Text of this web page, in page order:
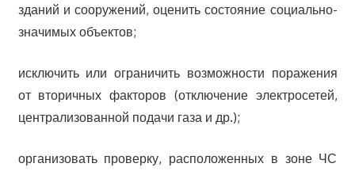
зданий и сооружений, оценить состояние социально-
значимых объектов;
исключить или ограничить возможности поражения
от вторичных факторов (отключение электросетей,
централизованной подачи газа и др.);
организовать проверку, расположенных в зоне ЧС